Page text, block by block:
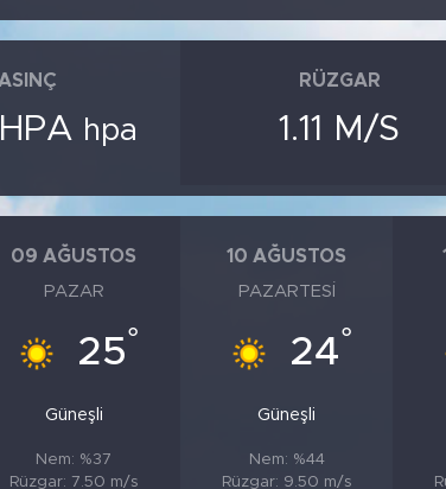
hpa
RÜZGAR
1.11 M/S
09 AĞUSTOS
PAZAR
25°
Güneşli
Nem: %37
Rüzgar: 7.50 m/s
10 AĞUSTOS
PAZARTESI
24°
Güneşli
Nem: %44
Rüzgar: 9.50 m/s